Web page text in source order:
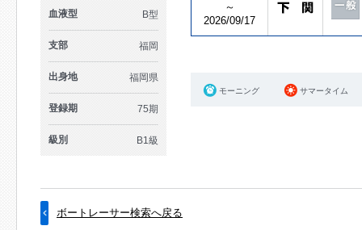
血液型 B型
支部 福岡
出身地 福岡県
登録期 75期
級別 B1級
～
2026/09/17
モーニング サマータイム
ボートレーサー検索へ戻る